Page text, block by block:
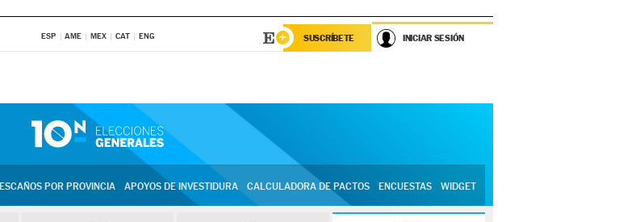
ESP AME MEX CAT ENG SUSCRÍBETE INICIAR SESIÓN
ESCAÑOS POR PROVINCIA APOYOS DE INVESTIDURA CALCULADORA DE PACTOS ENCUESTAS WIDGET